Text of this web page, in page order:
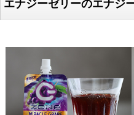
エナジーゼリーのエナジ